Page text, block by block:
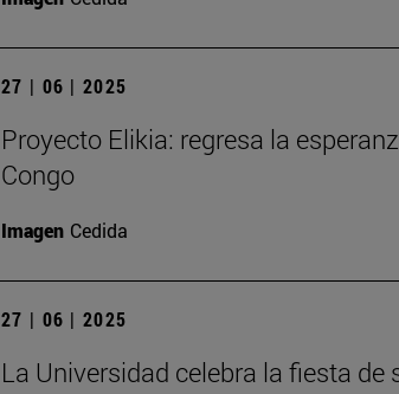
27 | 06 | 2025
Proyecto Elikia: regresa la
Congo
Imagen Cedida
27 | 06 | 2025
La Universidad celebra la fiesta de